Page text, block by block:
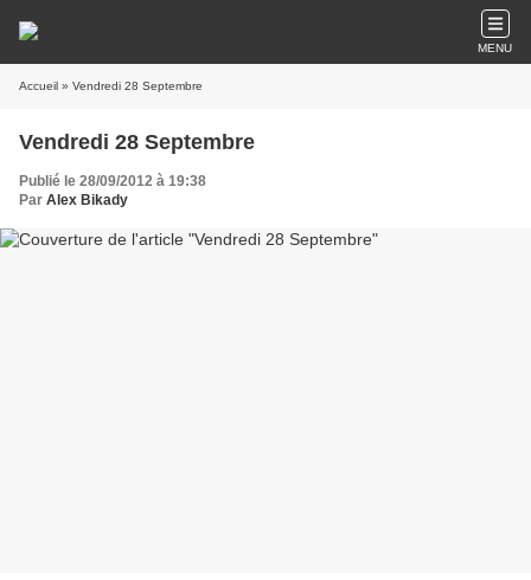
MENU
Accueil » Vendredi 28 Septembre
Vendredi 28 Septembre
Publié le 28/09/2012 à 19:38
Par Alex Bikady